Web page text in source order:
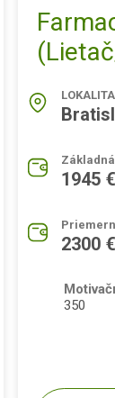
LOKALITA
1945 €
2300 €
350